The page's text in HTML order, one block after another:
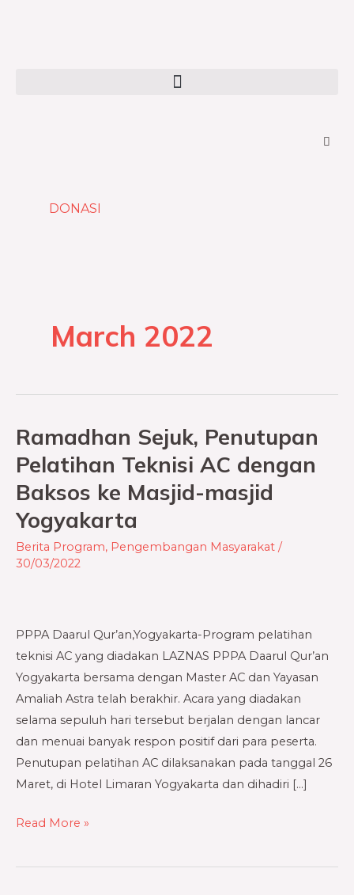
Menu
DONASI
March 2022
Ramadhan Sejuk, Penutupan
Pelatihan Teknisi AC dengan
Baksos ke Masjid-masjid
Yogyakarta
Berita Program, Pengembangan Masyarakat /
30/03/2022
PPPA Daarul Qur’an,Yogyakarta-Program pelatihan
teknisi AC yang diadakan LAZNAS PPPA Daarul Qur’an
Yogyakarta bersama dengan Master AC dan Yayasan
Amaliah Astra telah berakhir. Acara yang diadakan
selama sepuluh hari tersebut berjalan dengan lancar
dan menuai banyak respon positif dari para peserta.
Penutupan pelatihan AC dilaksanakan pada tanggal 26
Maret, di Hotel Limaran Yogyakarta dan dihadiri […]
Ramadhan
Sejuk,
Penutupan
Pelatihan
Teknisi
AC
dengan
Read More »